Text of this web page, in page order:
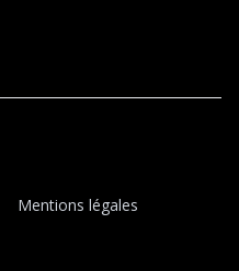
Mentions légales